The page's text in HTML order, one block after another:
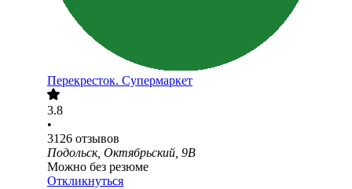
Перекресток. Супермаркет
3.8
•
3126 отзывов
Подольск, Октябрьский, 9В
Можно без резюме
Откликнуться